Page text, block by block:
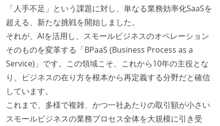
「人手不足」という課題に対し、単なる業務効率化SaaSを
超える、新たな挑戦を開始しました。
それが、AIを活用し、スモールビジネスのオペレーション
そのものを変革する「BPaaS (Business Process as a
Service)」です。この領域こそ、これから10年の主役とな
り、ビジネスの在り方を根本から再定義する分野だと確信
しています。
これまで、多様で複雑、かつ一社あたりの取引額が小さい
スモールビジネスの業務プロセス全体を大規模に引き受